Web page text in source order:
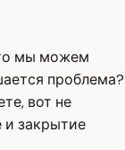
мы можем
проблема?
вот не
закрытие